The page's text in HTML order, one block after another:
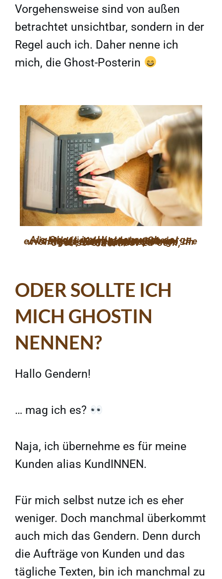
Vorgehensweise sind von außen
betrachtet unsichtbar, sondern in der
Regel auch ich. Daher nenne ich
mich, die Ghost-Posterin
Als Ghost im Hintergrund, sorge ich dafür, dass deine Social-Media-Kanäle zum Leben erwachen, während du dich um die wichtigen, bzw. andere, Dinge im Leben kümmerst.
– Cool so ein Ghost zu sein, oder?!
ODER SOLLTE ICH
MICH GHOSTIN
NENNEN?
Hallo Gendern!
… mag ich es?
Naja, ich übernehme es für meine
Kunden alias KundINNEN.
Für mich selbst nutze ich es eher
weniger. Doch manchmal überkommt
auch mich das Gendern. Denn durch
die Aufträge von Kunden und das
tägliche Texten, bin ich manchmal zu